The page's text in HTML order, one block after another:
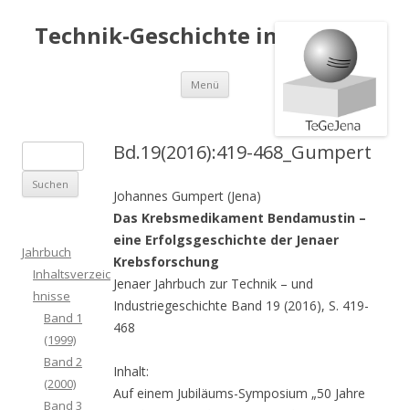
Technik-Geschichte in Jena e.V.
Menü Springe
Inhalt
Bd.19(2016):419-468_Gumpert
Johannes Gumpert (Jena)
Das Krebsmedikament Bendamustin –
eine Erfolgsgeschichte der Jenaer
Krebsforschung
Jenaer Jahrbuch zur Technik – und
Industriegeschichte Band 19 (2016), S. 419-
468
Inhalt:
Auf einem Jubiläums-Symposium „50 Jahre
u
c
n
Jahrbuch
Inhaltsverzeic
hnisse
Band 1
(1999)
Band 2
(2000)
Band 3